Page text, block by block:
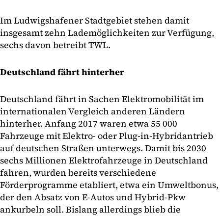
Im Ludwigshafener Stadtgebiet stehen damit
insgesamt zehn Lademöglichkeiten zur Verfügung,
sechs davon betreibt TWL.
Deutschland fährt hinterher
Deutschland fährt in Sachen Elektromobilität im
internationalen Vergleich anderen Ländern
hinterher. Anfang 2017 waren etwa 55 000
Fahrzeuge mit Elektro- oder Plug-in-Hybridantrieb
auf deutschen Straßen unterwegs. Damit bis 2030
sechs Millionen Elektrofahrzeuge in Deutschland
fahren, wurden bereits verschiedene
Förderprogramme etabliert, etwa ein Umweltbonus,
der den Absatz von E-Autos und Hybrid-Pkw
ankurbeln soll. Bislang allerdings blieb die